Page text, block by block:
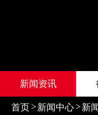
新闻资讯
首页 新闻中心 新